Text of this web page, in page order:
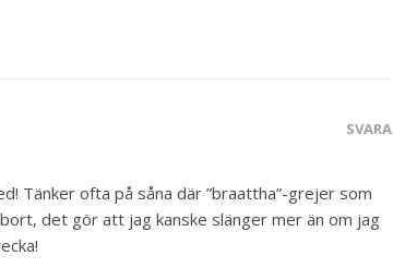
SVARA
Tänker ofta på såna där ”braattha”-grejer som
det gör att jag kanske slänger mer än om jag